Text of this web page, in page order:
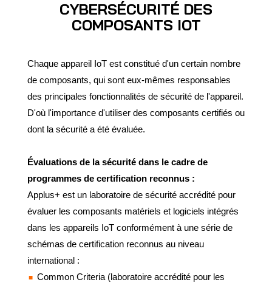
CYBERSÉCURITÉ DES
COMPOSANTS IOT
Chaque appareil IoT est constitué d'un certain nombre
de composants, qui sont eux-mêmes responsables
des principales fonctionnalités de sécurité de l'appareil.
D'où l'importance d'utiliser des composants certifiés ou
dont la sécurité a été évaluée.
Évaluations de la sécurité dans le cadre de
programmes de certification reconnus :
Applus+ est un laboratoire de sécurité accrédité pour
évaluer les composants matériels et logiciels intégrés
dans les appareils IoT conformément à une série de
schémas de certification reconnus au niveau
international :
Common Criteria (laboratoire accrédité pour les